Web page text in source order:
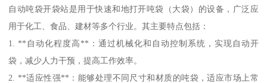
自动吨袋开袋站是用于快速和地打开吨袋（大袋）的设备，广泛应
用于化工、食品、建材等多个行业。其主要特点包括：
1. **自动化程度高**：通过机械化和自动控制系统，实现自动开
袋，减少人力干预，提高工作效率。
2. **适应性强**：能够处理不同尺寸和材质的吨袋，适应市场上常